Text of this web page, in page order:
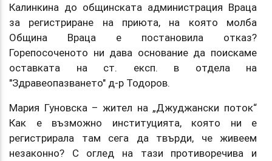
Калинкина до общинската администрация Враца
за регистриране на приюта, на която молба
Община Враца е постановила отказ?
Горепосоченото ни дава основание да поискаме
оставката на ст. експ. в отдела на
"Здравеопазването" д-р Тодоров.
Мария Гуновска – жител на „Джуджански поток“
Как е възможно институцията, която ни е
регистрирала там сега да твърди, че живеем
незаконно? С оглед на тази противоречива и